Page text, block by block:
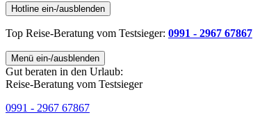
Hotline ein-/ausblenden
Top Reise-Beratung vom Testsieger: 0991 - 2967 67867
Menü ein-/ausblenden
Gut beraten in den Urlaub:
Reise-Beratung vom Testsieger
0991 - 2967 67867